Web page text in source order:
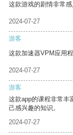
这款游戏的剧情非常感
2024-07-27
游客
这款加速器VPM应用
2024-07-27
游客
这款app的课程非常丰
己感兴趣的知识。
2024-07-27